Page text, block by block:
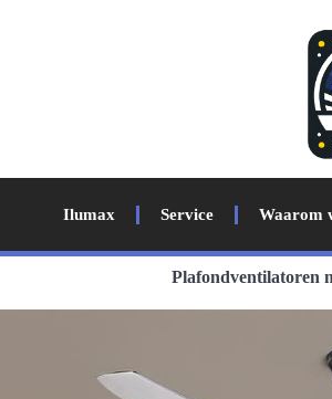
Ilumax Service Waarom
Plafondventilatoren